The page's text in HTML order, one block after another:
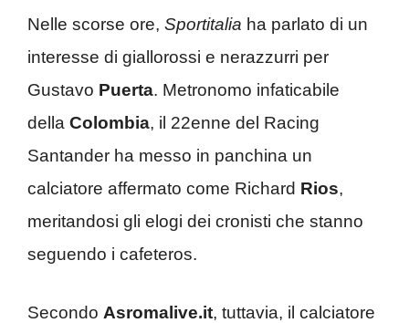
Nelle scorse ore, Sportitalia ha parlato di un
interesse di giallorossi e nerazzurri per
Gustavo Puerta. Metronomo infaticabile
della Colombia, il 22enne del Racing
Santander ha messo in panchina un
calciatore affermato come Richard Rios,
meritandosi gli elogi dei cronisti che stanno
seguendo i cafeteros.
Secondo Asromalive.it, tuttavia, il calciatore